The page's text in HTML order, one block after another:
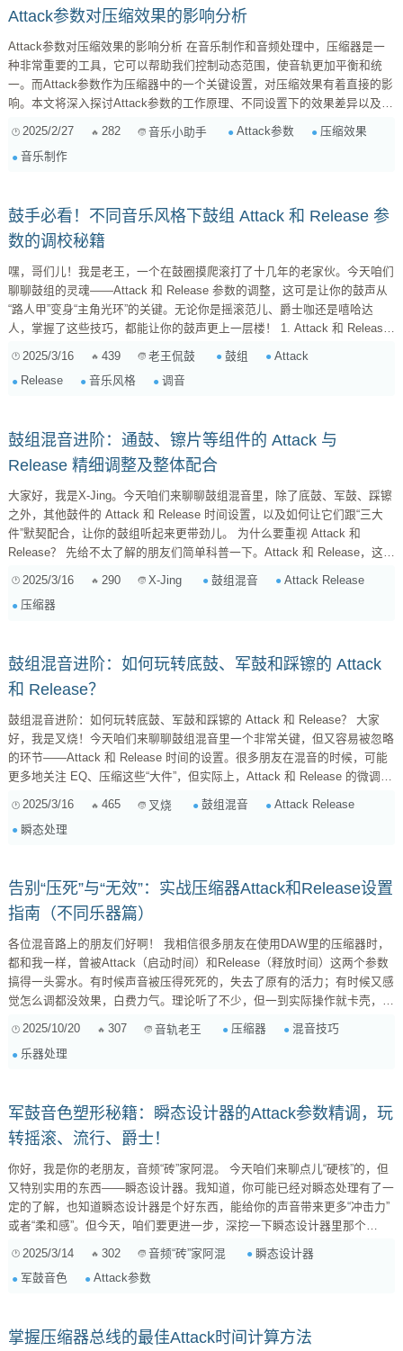
Attack参数对压缩效果的影响分析
Attack参数对压缩效果的影响分析 在音乐制作和音频处理中，压缩器是一
种非常重要的工具，它可以帮助我们控制动态范围，使音轨更加平衡和统
一。而Attack参数作为压缩器中的一个关键设置，对压缩效果有着直接的影
响。本文将深入探讨Attack参数的工作原理、不同设置下的效果差异以及如
何根据实际需求进行调整，帮助你更好地掌握压缩技巧。 Attack参数的定
的时间。简单来说，就是当输入信号超过设定的阈值时，压缩器需要多长时
2025/2/27 282 音乐小助手 Attack参数
压缩效果
音乐制作
鼓手必看！不同音乐风格下鼓组 Attack 和 Release 参
数的调校秘籍
嘿，哥们儿！我是老王，一个在鼓圈摸爬滚打了十几年的老家伙。今天咱们
聊聊鼓组的灵魂——Attack 和 Release 参数的调整，这可是让你的鼓声从
“路人甲”变身“主角光环”的关键。无论你是摇滚范儿、爵士咖还是嘻哈达
人，掌握了这些技巧，都能让你的鼓声更上一层楼！ 1. Attack 和 Release
专业术语吓到，它们其实很简单： Attack (起音时间) ：指的是声音从开始
到达到最大响度所需的时间。就像你敲鼓...
2025/3/16 439 老王侃鼓 鼓组
Attack
Release
音乐风格 调音
鼓组混音进阶：通鼓、镲片等组件的 Attack 与
Release 精细调整及整体配合
大家好，我是X-Jing。今天咱们来聊聊鼓组混音里，除了底鼓、军鼓、踩镲
之外，其他鼓件的 Attack 和 Release 时间设置，以及如何让它们跟“三大
件”默契配合，让你的鼓组听起来更带劲儿。 为什么要重视 Attack 和
Release？ 先给不太了解的朋友们简单科普一下。Attack 和 Release，这两
超过阈值，到开始进行处理（比如压缩）的速...
2025/3/16 290 X-Jing 鼓组混音
Attack Release
压缩器
鼓组混音进阶：如何玩转底鼓、军鼓和踩镲的 Attack
和 Release？
鼓组混音进阶：如何玩转底鼓、军鼓和踩镲的 Attack 和 Release？ 大家
好，我是叉烧！今天咱们来聊聊鼓组混音里一个非常关键，但又容易被忽略
的环节——Attack 和 Release 时间的设置。很多朋友在混音的时候，可能
更多地关注 EQ、压缩这些“大件”，但实际上，Attack 和 Release 的微调，
往往能给你的鼓组带来意想不到的提升，甚至能起到“四两拨千斤”的效果。
特别是对于底鼓（Kick）、军鼓（Snare）和踩镲（Hi-hat）这三个鼓组核
心元素，Attack 和 Release 的设置更是至关重要。它们不仅影响着每个鼓
2025/3/16 465 叉烧 鼓组混音
Attack Release
瞬态处理
告别“压死”与“无效”：实战压缩器Attack和Release设置
指南（不同乐器篇）
各位混音路上的朋友们好啊！ 我相信很多朋友在使用DAW里的压缩器时，
都和我一样，曾被Attack（启动时间）和Release（释放时间）这两个参数
搞得一头雾水。有时候声音被压得死死的，失去了原有的活力；有时候又感
觉怎么调都没效果，白费力气。理论听了不少，但一到实际操作就卡壳，总
少弯路。今天，我就来分享一些我个人在不同乐器上设置Attack和Release
的经验和推荐参数范围，希望能给大家一个实用的起点，帮助大家少踩坑，
2025/10/20 307 音轨老王 压缩器
混音技巧
乐器处理
军鼓音色塑形秘籍：瞬态设计器的Attack参数精调，玩
转摇滚、流行、爵士！
你好，我是你的老朋友，音频“砖”家阿混。 今天咱们来聊点儿“硬核”的，但
又特别实用的东西——瞬态设计器。我知道，你可能已经对瞬态处理有了一
定的了解，也知道瞬态设计器是个好东西，能给你的声音带来更多“冲击力”
或者“柔和感”。但今天，咱们要更进一步，深挖一下瞬态设计器里那个
嘛的？它其实就是个“动态塑形器”，专门针对声音的“瞬态”（Transient）部
2025/3/14 302 音频“砖”家阿混
瞬态设计器
军鼓音色
Attack参数
掌握压缩器总线的最佳Attack时间计算方法